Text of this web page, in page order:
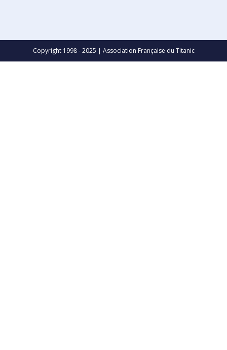
Copyright 1998 - 2025 | Association Française du Titanic